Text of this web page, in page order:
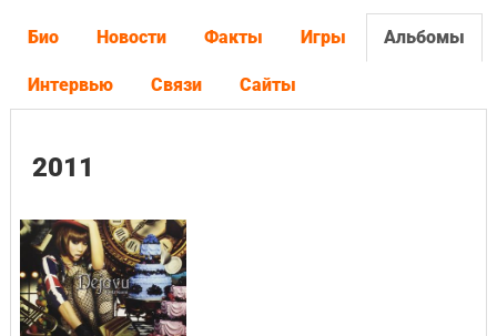
Био Новости Факты Игры Альбомы
Интервью Связи Сайты
2011